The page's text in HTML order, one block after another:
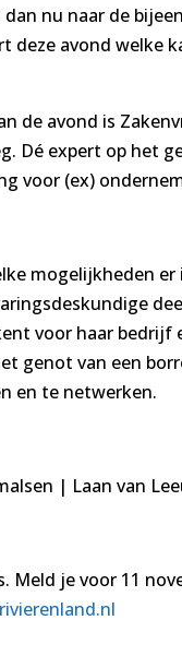
dan nu naar de
deze avond welke
de avond is
Dé expert op het
voor (ex)
mogelijkheden
voor haar
genot van een
en te netwerken.
| Laan van
Meld je voor 11